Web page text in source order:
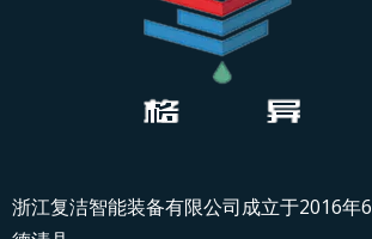
浙江复洁智能装备有限公司成立于2016年